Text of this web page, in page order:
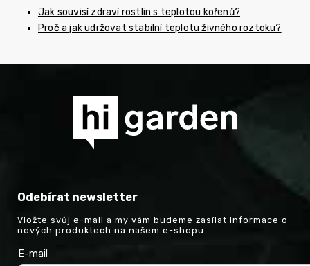
Jak souvisí zdraví rostlin s teplotou kořenů?
Proč a jak udržovat stabilní teplotu živného roztoku?
Odebírat newsletter
Vložte svůj e-mail a my vám budeme zasílat informace o
nových produktech na našem e-shopu.
E-mail